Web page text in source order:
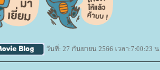
วันที่: 27 กันยายน 2566 เวลา:7:00:23